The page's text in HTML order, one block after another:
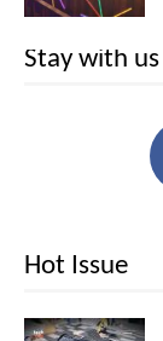
Stay with us
Hot Issue